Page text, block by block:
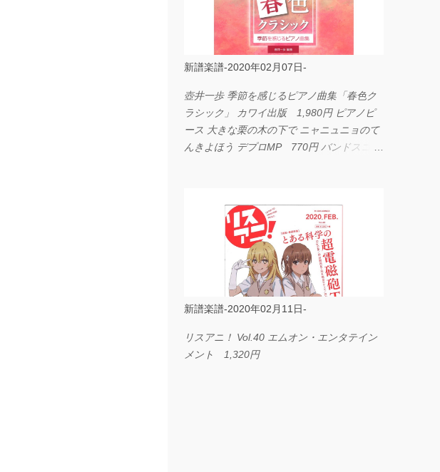
新譜楽譜-2020年02月07日-
壺井一歩 季節を感じるピアノ曲集「春色ク
ラシック」 カワイ出版 1,980円 ピアノピ
ース 大きな栗の木の下で ニャニュニョのて
んきよほう デプロMP 770円 バンドスコア
ス I LOVE．．． Official髭男dism やさしく
弾ける ピアノピース フェアリー 660円
BP2225 Kingdom of the Heavens 春畑道哉
バンドピース フェアリー 825円
新譜楽譜-2020年02月11日-
リスアニ！ Vol.40 エムオン・エンタテイン
メント 1,320円